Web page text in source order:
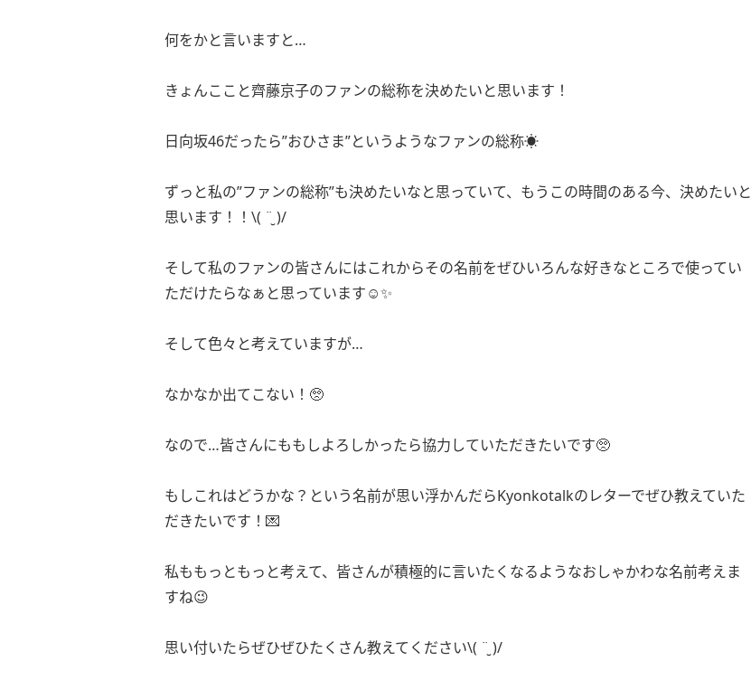
何をかと言いますと…
きょんここと齊藤京子のファンの総称を決めたいと思います！
日向坂46だったら”おひさま”というようなファンの総称☀️
ずっと私の”ファンの総称”も決めたいなと思っていて、もうこの時間のある今、決めたいと
思います！！\( ¨̮ )/
そして私のファンの皆さんにはこれからその名前をぜひいろんな好きなところで使ってい
ただけたらなぁと思っています☺️✨
そして色々と考えていますが…
なかなか出てこない！🥺
なので…皆さんにももしよろしかったら協力していただきたいです🥺
もしこれはどうかな？という名前が思い浮かんだらKyonkotalkのレターでぜひ教えていた
だきたいです！💌
私ももっともっと考えて、皆さんが積極的に言いたくなるようなおしゃかわな名前考えま
すね😉
思い付いたらぜひぜひたくさん教えてください\( ¨̮ )/